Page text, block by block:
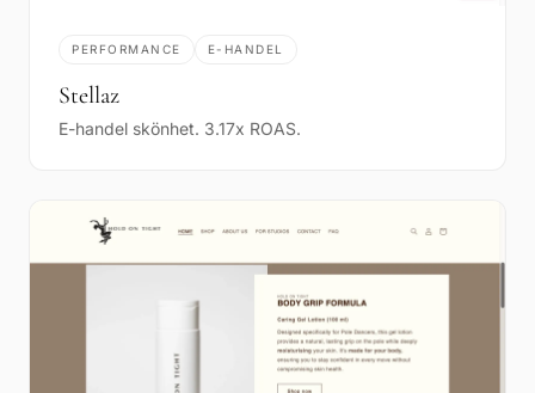
PERFORMANCE E-HANDEL
Stellaz
E-handel skönhet. 3.17x ROAS.